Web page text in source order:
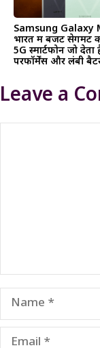
Samsung Galaxy
भारत में बजट सेगमेंट
5G स्मार्टफोन जो
परफॉर्मेंस और लंबी
Leave a
Name
Email